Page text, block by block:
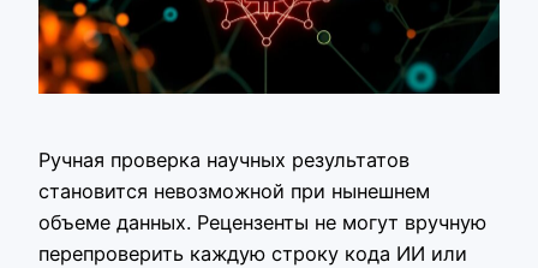
Ручная проверка научных результатов
становится невозможной при нынешнем
объеме данных. Рецензенты не могут вручную
перепроверить каждую строку кода ИИ или